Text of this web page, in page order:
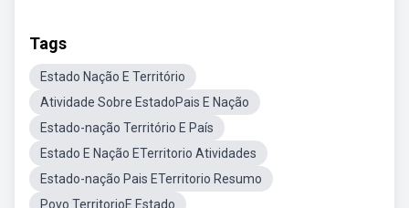
Tags
Estado Nação E Território
Atividade Sobre EstadoPais E Nação
Estado-nação Território E País
Estado E Nação ETerritorio Atividades
Estado-nação Pais ETerritorio Resumo
Povo TerritorioE Estado